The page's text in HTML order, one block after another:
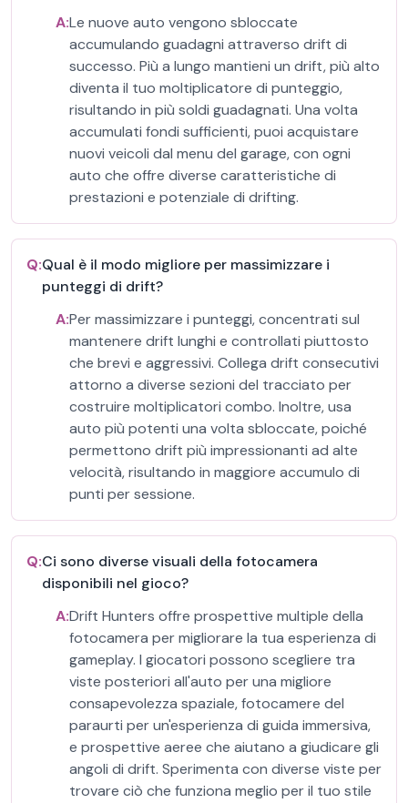
A:Le nuove auto vengono sbloccate
accumulando guadagni attraverso drift di
successo. Più a lungo mantieni un drift, più alto
diventa il tuo moltiplicatore di punteggio,
risultando in più soldi guadagnati. Una volta
accumulati fondi sufficienti, puoi acquistare
nuovi veicoli dal menu del garage, con ogni
auto che offre diverse caratteristiche di
prestazioni e potenziale di drifting.
Q:Qual è il modo migliore per massimizzare i
punteggi di drift?
A:Per massimizzare i punteggi, concentrati sul
mantenere drift lunghi e controllati piuttosto
che brevi e aggressivi. Collega drift consecutivi
attorno a diverse sezioni del tracciato per
costruire moltiplicatori combo. Inoltre, usa
auto più potenti una volta sbloccate, poiché
permettono drift più impressionanti ad alte
velocità, risultando in maggiore accumulo di
punti per sessione.
Q:Ci sono diverse visuali della fotocamera
disponibili nel gioco?
A:Drift Hunters offre prospettive multiple della
fotocamera per migliorare la tua esperienza di
gameplay. I giocatori possono scegliere tra
viste posteriori all'auto per una migliore
consapevolezza spaziale, fotocamere del
paraurti per un'esperienza di guida immersiva,
e prospettive aeree che aiutano a giudicare gli
angoli di drift. Sperimenta con diverse viste per
trovare ciò che funziona meglio per il tuo stile